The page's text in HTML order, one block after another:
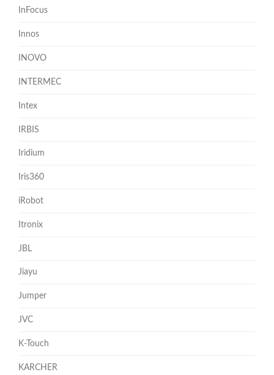
InFocus
Innos
INOVO
INTERMEC
Intex
IRBIS
Iridium
Iris360
iRobot
Itronix
JBL
Jiayu
Jumper
JVC
K-Touch
KARCHER